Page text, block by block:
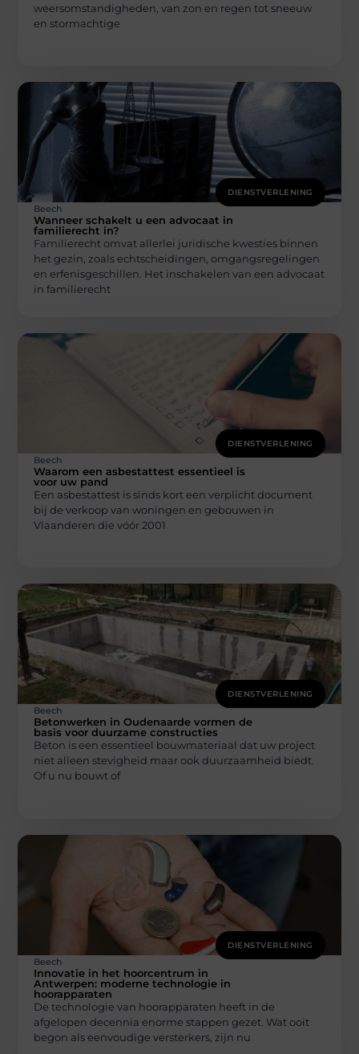
weersomstandigheden, van zon en regen tot sneeuw
en stormachtige
DIENSTVERLENING
Beech
Wanneer schakelt u een advocaat in
familierecht in?
Familierecht omvat allerlei juridische kwesties binnen
het gezin, zoals echtscheidingen, omgangsregelingen
en erfenisgeschillen. Het inschakelen van een advocaat
in familierecht
DIENSTVERLENING
Beech
Waarom een asbestattest essentieel is
voor uw pand
Een asbestattest is sinds kort een verplicht document
bij de verkoop van woningen en gebouwen in
Vlaanderen die vóór 2001
DIENSTVERLENING
Beech
Betonwerken in Oudenaarde vormen de
basis voor duurzame constructies
Beton is een essentieel bouwmateriaal dat uw project
niet alleen stevigheid maar ook duurzaamheid biedt.
Of u nu bouwt of
DIENSTVERLENING
Beech
Innovatie in het hoorcentrum in
Antwerpen: moderne technologie in
hoorapparaten
De technologie van hoorapparaten heeft in de
afgelopen decennia enorme stappen gezet. Wat ooit
begon als eenvoudige versterkers, zijn nu